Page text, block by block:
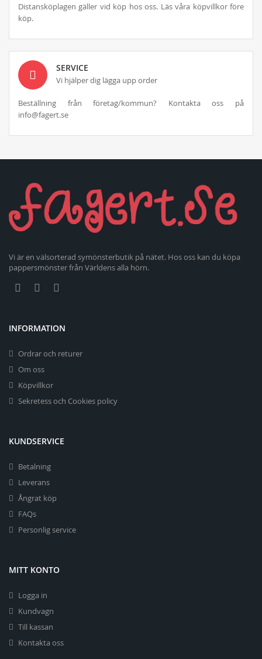
Distansköplagen gäller vid köp hos oss. Läs våra köpvillkor före
köp.
SERVICE
Vi hjälper dig lägga upp order
Beställning från företag/kommun? Kontakta oss på
info@fagert.se
Vi är en välsorterad symönsterbutik på nätet. Hos oss kan du köpa
pappersmönster från Världens alla hörn.
INFORMATION
Ordrar och returer
Om oss
Köpvillkor
Sekretess och Cookies policy
KUNDSERVICE
Betalning
Leverans
Ångrat köp
FAQs
Personlig service
MITT KONTO
Logga in
Kundvagn
Till kassan
Kontakta oss